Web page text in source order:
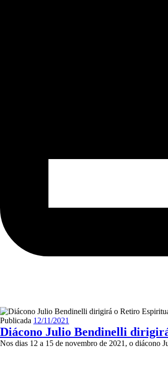
Publicada 12/11/2021
Diácono Julio Bendinelli
Nos dias 12 a 15 de novembro de 2021, o